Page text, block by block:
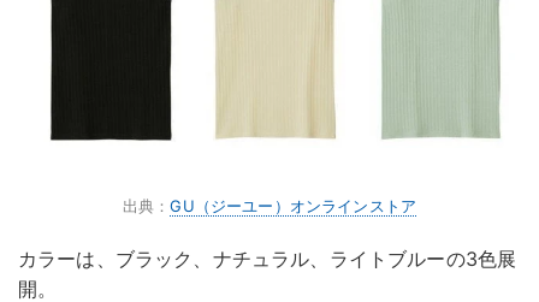
出典：GU（ジーユー）オンラインストア
カラーは、ブラック、ナチュラル、ライトブルーの3色展
開。